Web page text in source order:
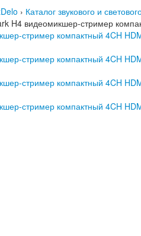
› Каталог звукового и
H4 видеомикшер-стример